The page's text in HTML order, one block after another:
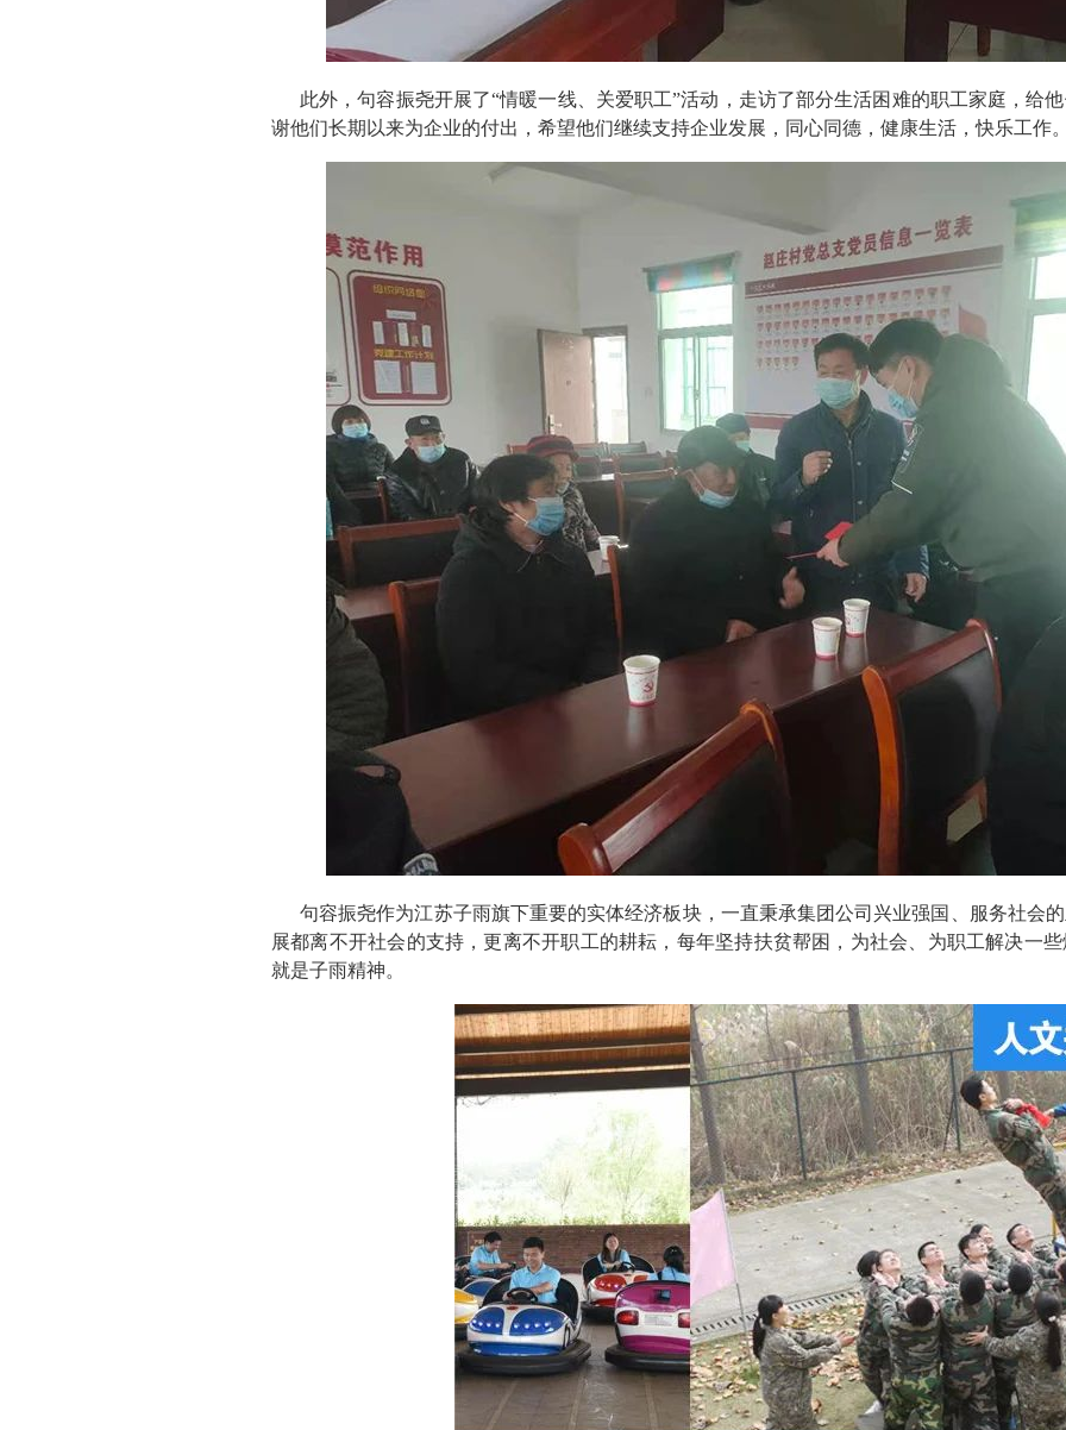
此外，句容振尧开展了“情暖一线、关爱职工”活动，走访了部分生活困难的职工家庭，给
谢他们长期以来为企业的付出，希望他们继续支持企业发展，同心同德，健康生活，快乐工作
句容振尧作为江苏子雨旗下重要的实体经济板块，一直秉承集团公司兴业强国、服务社会
展都离不开社会的支持，更离不开职工的耕耘，每年坚持扶贫帮困，为社会、为职工解决一
就是子雨精神。